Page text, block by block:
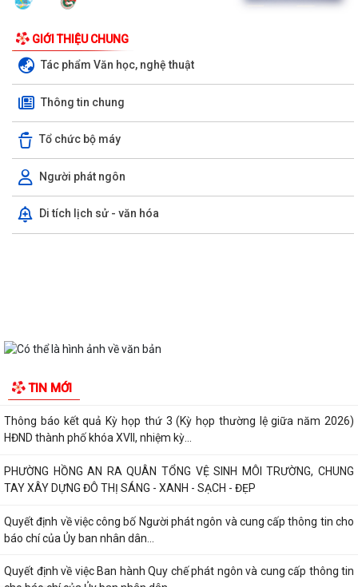
GIỚI THIỆU CHUNG
Tác phẩm Văn học, nghệ thuật
Thông tin chung
Tổ chức bộ máy
Người phát ngôn
Di tích lịch sử - văn hóa
TIN MỚI
kiến đối với các hộ gia đình,...
QUAN ĐIỂM CỐT LÕI CỦA NGHỊ QUYẾT SỐ 80-NQ/TW NGÀY
07/01/2026 VỀ PHÁT TRIỂN VĂN HOÁ VIỆT NAM - XÂY...
PHƯỜNG HỒNG AN TỔ CHỨC SƠ KẾT ĐÁNH GIÁ TÌNH HÌNH TRIỂN KHAI
THỰC HIỆN MÔ HÌNH “TỔ DÂN PHỐ KHÔNG MA...
Thông báo kết quả Kỳ họp thứ 3 (Kỳ họp thường lệ giữa năm 2026)
HĐND thành phố khóa XVII, nhiệm kỳ...
PHƯỜNG HỒNG AN RA QUÂN TỔNG VỆ SINH MÔI TRƯỜNG, CHUNG